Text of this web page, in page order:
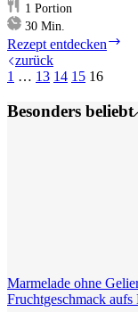
1 Portion
30Minuten
Min.
Rezept entdecken
zurück
1 … 13 14 15 16
Besonders beliebt
Marmelade ohne
Fruchtgeschmack aufs